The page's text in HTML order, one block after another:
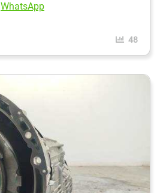
WhatsApp
48